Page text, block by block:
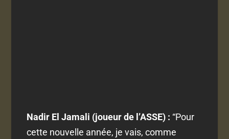
Nadir El Jamali (joueur de l’ASSE) : “Pour
cette nouvelle année, je vais, comme